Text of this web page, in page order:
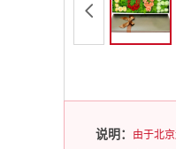
说明：
由于北